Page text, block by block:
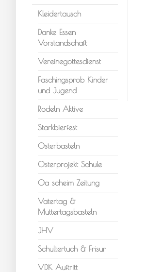
Kleidertausch
Danke Essen
Vorstandschaft
Vereinegottesdienst
Faschingsprob Kinder
und Jugend
Rodeln Aktive
Starkbierfest
Osterbasteln
Osterprojekt Schule
Oa scheim Zeitung
Vatertag &
Muttertagsbasteln
JHV
Schultertuch & Frisur
VDK Auftritt